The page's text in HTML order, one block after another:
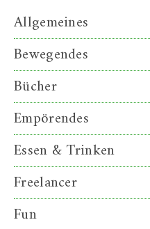
Allgemeines
Bewegendes
Bücher
Empörendes
Essen & Trinken
Freelancer
Fun